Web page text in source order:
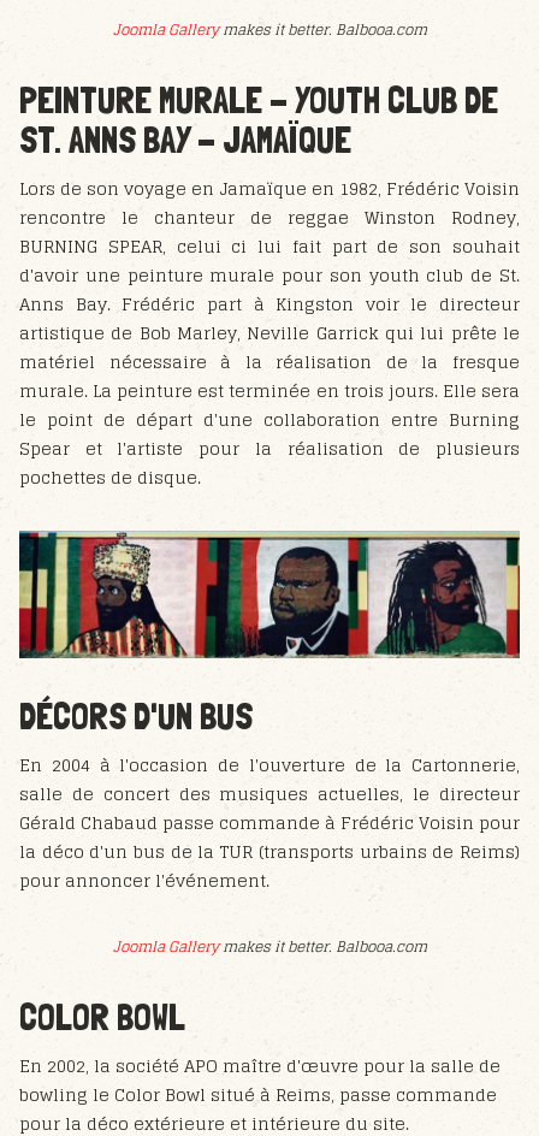
Joomla Gallerymakes it better. Balbooa.com
PEINTURE MURALE - YOUTH CLUB DE
ST. ANNS BAY - JAMAÏQUE
Lors de son voyage en Jamaïque en 1982, Frédéric Voisin
rencontre le chanteur de reggae Winston Rodney,
BURNING SPEAR, celui ci lui fait part de son souhait
d'avoir une peinture murale pour son youth club de St.
Anns Bay. Frédéric part à Kingston voir le directeur
artistique de Bob Marley, Neville Garrick qui lui prête le
matériel nécessaire à la réalisation de la fresque
murale. La peinture est terminée en trois jours. Elle sera
le point de départ d'une collaboration entre Burning
Spear et l'artiste pour la réalisation de plusieurs
pochettes de disque.
DÉCORS D'UN BUS
En 2004 à l'occasion de l'ouverture de la Cartonnerie,
salle de concert des musiques actuelles, le directeur
Gérald Chabaud passe commande à Frédéric Voisin pour
la déco d'un bus de la TUR (transports urbains de Reims)
pour annoncer l'événement.
Joomla Gallerymakes it better. Balbooa.com
COLOR BOWL
En 2002, la société APO maître d'œuvre pour la salle de
bowling le Color Bowl situé à Reims, passe commande
pour la déco extérieure et intérieure du site.